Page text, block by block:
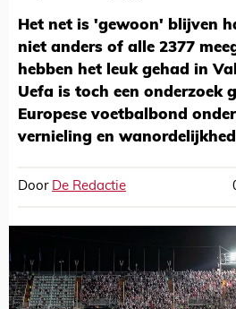
Het net is 'gewoon' blijven
niet anders of alle 2377
hebben het leuk gehad in
Uefa is toch een onderzoek
Europese voetbalbond
vernieling en
Door De Redactie